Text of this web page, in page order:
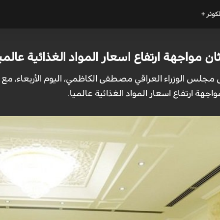
+
مواجهة ارتفاع اسعار المواد الغذائية
الوزراء العراقي مصطفى الكاظمي، اليوم الأربعاء، مع
ارتفاع اسعار المواد الغذائية عالميا.